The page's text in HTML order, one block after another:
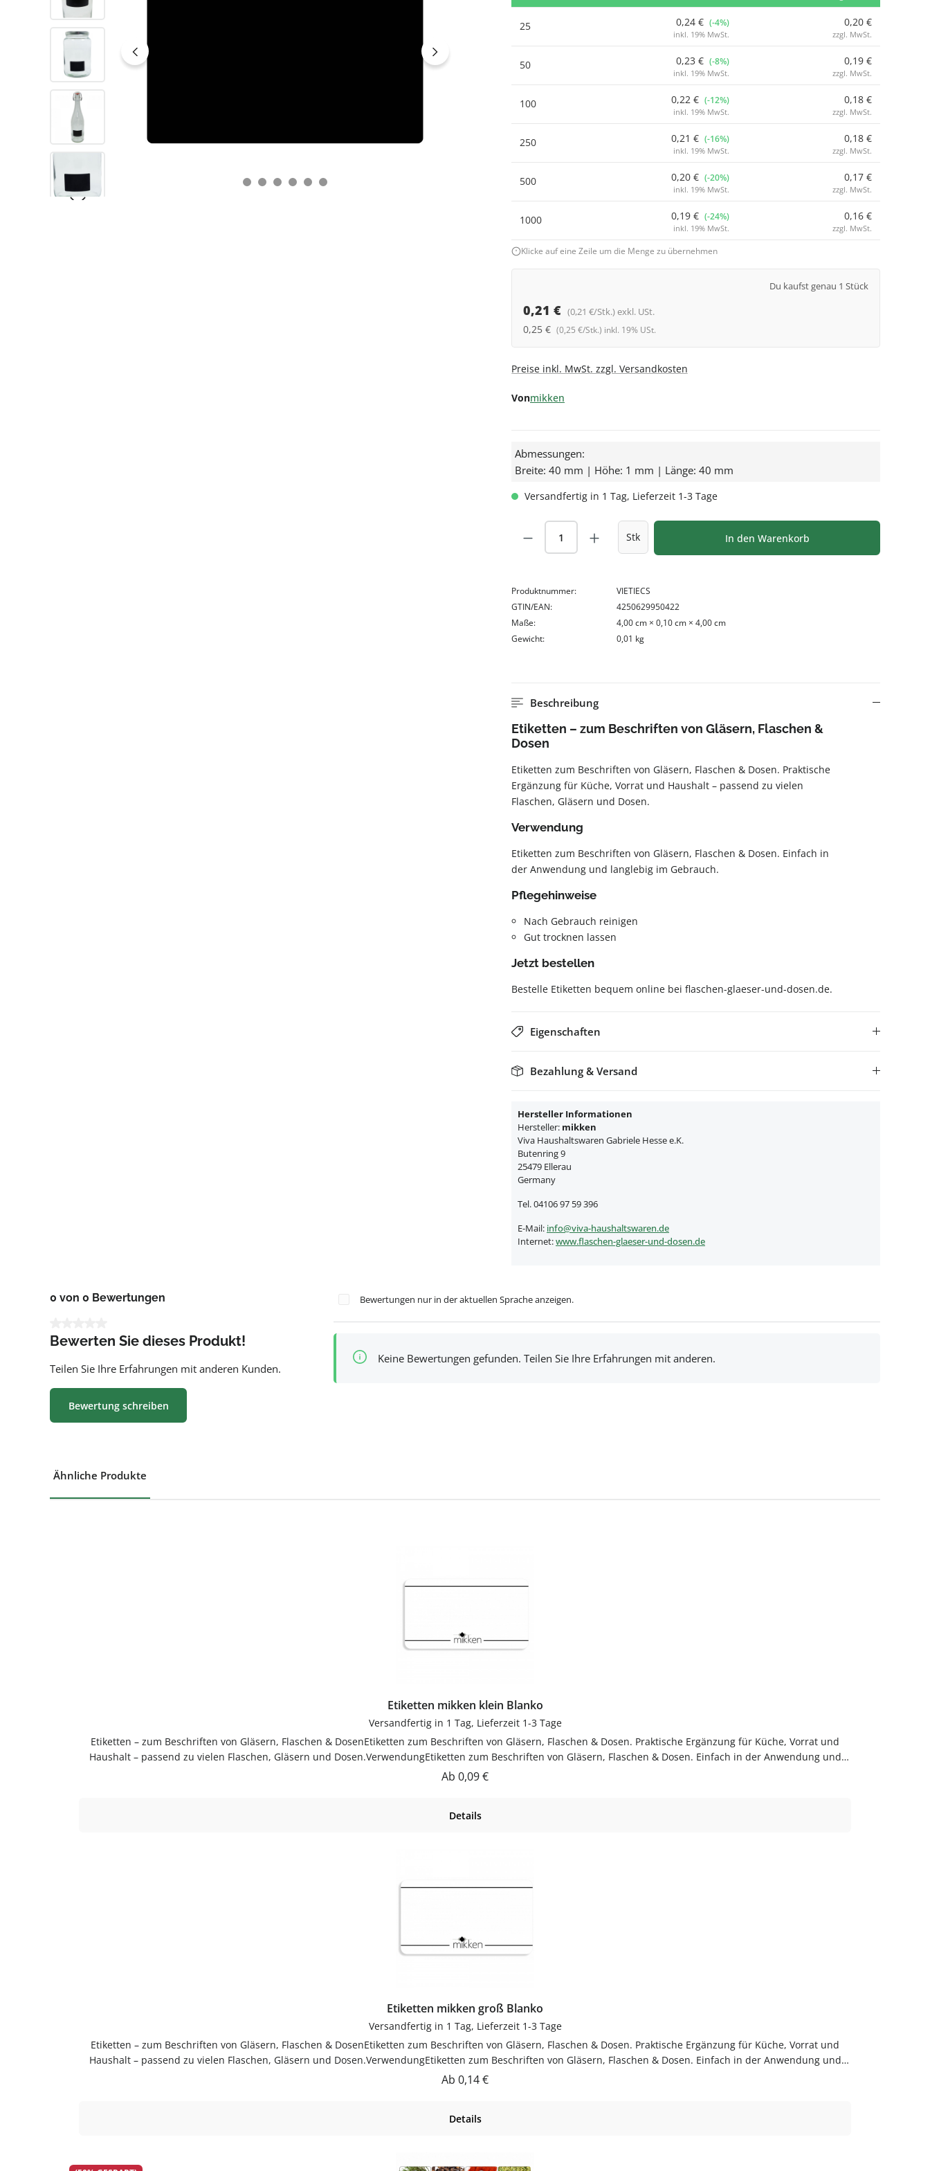
25 0,24 € (-4%)
inkl. 19% MwSt.
0,20 €
zzgl. MwSt.
50 0,23 € (-8%)
inkl. 19% MwSt.
0,19 €
zzgl. MwSt.
100 0,22 € (-12%)
inkl. 19% MwSt.
0,18 €
zzgl. MwSt.
250 0,21 € (-16%)
inkl. 19% MwSt.
0,18 €
zzgl. MwSt.
500 0,20 € (-20%)
inkl. 19% MwSt.
0,17 €
zzgl. MwSt.
1000 0,19 € (-24%)
inkl. 19% MwSt.
0,16 €
zzgl. MwSt.
Klicke auf eine Zeile um die Menge zu übernehmen
Du kaufst genau 1 Stück
0,21 € (0,21 €/Stk.) exkl. USt.
0,25 € (0,25 €/Stk.) inkl. 19% USt.
Preise inkl. MwSt. zzgl. Versandkosten
Vonmikken
Abmessungen:
Breite: 40 mm | Höhe: 1 mm | Länge: 40 mm
Versandfertig in 1 Tag, Lieferzeit 1-3 Tage
Produkt Anzahl: Gib den gewünschten Wert ein
Stk In den Warenkorb
Produktnummer:
VIETIECS
GTIN/EAN:
4250629950422
Maße:
4,00 cm × 0,10 cm × 4,00 cm
Gewicht:
0,01 kg
Beschreibung
Etiketten – zum Beschriften von Gläsern, Flaschen &
Dosen
Etiketten zum Beschriften von Gläsern, Flaschen & Dosen. Praktische
Ergänzung für Küche, Vorrat und Haushalt – passend zu vielen
Flaschen, Gläsern und Dosen.
Verwendung
Etiketten zum Beschriften von Gläsern, Flaschen & Dosen. Einfach in
der Anwendung und langlebig im Gebrauch.
Pflegehinweise
Nach Gebrauch reinigen
Gut trocknen lassen
Jetzt bestellen
Bestelle Etiketten bequem online bei flaschen-glaeser-und-dosen.de.
Eigenschaften
Bezahlung & Versand
Hersteller Informationen
Hersteller: mikken
Viva Haushaltswaren Gabriele Hesse e.K.
Butenring 9
25479 Ellerau
Germany
Tel. 04106 97 59 396
E-Mail: info@viva-haushaltswaren.de
Internet:www.flaschen-glaeser-und-dosen.de
0 von 0 Bewertungen
Bewerten Sie dieses Produkt!
Teilen Sie Ihre Erfahrungen mit anderen Kunden.
Bewertung schreiben
Bewertungen nur in der aktuellen Sprache anzeigen.
Keine Bewertungen gefunden. Teilen Sie Ihre Erfahrungen mit anderen.
Ähnliche Produkte
Etiketten mikken klein Blanko
Versandfertig in 1 Tag, Lieferzeit 1-3 Tage
Etiketten – zum Beschriften von Gläsern, Flaschen & DosenEtiketten zum Beschriften von Gläsern, Flaschen & Dosen. Praktische Ergänzung für Küche, Vorrat und
Haushalt – passend zu vielen Flaschen, Gläsern und Dosen.VerwendungEtiketten zum Beschriften von Gläsern, Flaschen & Dosen. Einfach in der Anwendung und
langlebig im Gebrauch.PflegehinweiseNach Gebrauch reinigenGut trocknen lassenJetzt bestellenBestelle Etiketten bequem online bei flaschen-glaeser-und-dosen.de.
Regulärer Preis:
Ab 0,09 €
Details
Etiketten mikken groß Blanko
Versandfertig in 1 Tag, Lieferzeit 1-3 Tage
Etiketten – zum Beschriften von Gläsern, Flaschen & DosenEtiketten zum Beschriften von Gläsern, Flaschen & Dosen. Praktische Ergänzung für Küche, Vorrat und
Haushalt – passend zu vielen Flaschen, Gläsern und Dosen.VerwendungEtiketten zum Beschriften von Gläsern, Flaschen & Dosen. Einfach in der Anwendung und
langlebig im Gebrauch.PflegehinweiseNach Gebrauch reinigenGut trocknen lassenJetzt bestellenBestelle Etiketten bequem online bei flaschen-glaeser-und-dosen.de.
Regulärer Preis:
Ab 0,14 €
Details